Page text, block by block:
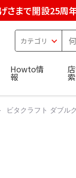
さまで開設25周
Howto情
報 索
ビタクラフト ダブル